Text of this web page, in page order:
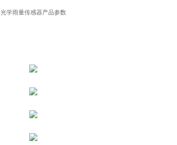
光学雨量传感器产品参数